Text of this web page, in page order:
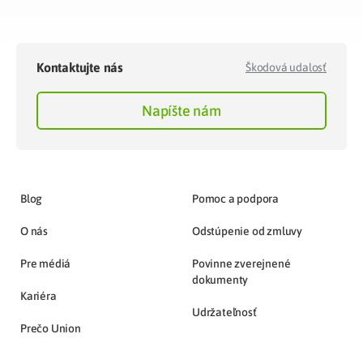
Kontaktujte nás Škodová udalosť
Napíšte nám
Blog
O nás
Pre médiá
Kariéra
Prečo Union
Pomoc a podpora
Odstúpenie od zmluvy
Povinne zverejnené
dokumenty
Udržateľnosť